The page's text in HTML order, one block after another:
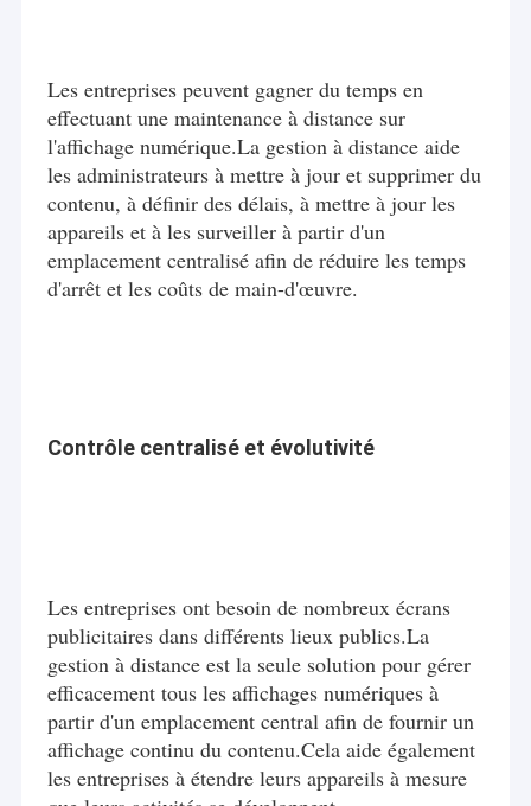
Maison
Produits
Vidéos
Les entreprises peuvent gagner du temps en
effectuant une maintenance à distance sur
l'affichage numérique.La gestion à distance aide
les administrateurs à mettre à jour et supprimer du
contenu, à définir des délais, à mettre à jour les
appareils et à les surveiller à partir d'un
emplacement centralisé afin de réduire les temps
d'arrêt et les coûts de main-d'œuvre.
Contrôle centralisé et évolutivité
Les entreprises ont besoin de nombreux écrans
publicitaires dans différents lieux publics.La
gestion à distance est la seule solution pour gérer
efficacement tous les affichages numériques à
partir d'un emplacement central afin de fournir un
affichage continu du contenu.Cela aide également
les entreprises à étendre leurs appareils à mesure
La Commission a examiné les informations fournies par les
autorités chinoises.
Qui est une entreprise certifiée ISO9001 & 14001 et
nationale de haute technologie axée sur le